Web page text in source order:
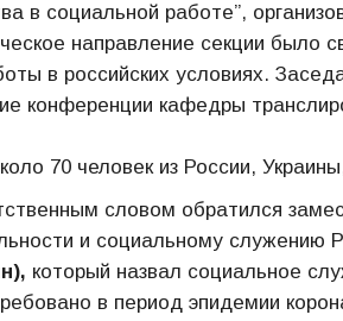
в социальной работе”,
направление секции было
в российских условиях.
конференции кафедры
70 человек из России,
словом обратился
и социальному служению
который назвал социальное
в период эпидемии